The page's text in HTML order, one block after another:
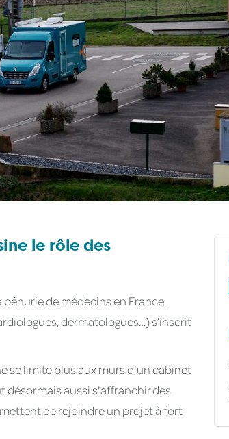
le rôle des
de médecins en France.
dermatologues…) s’inscrit
se limite plus aux murs d'un cabinet
désormais aussi s'affranchir des
de rejoindre un projet à fort